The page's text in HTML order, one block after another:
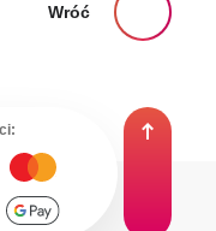
Wróć